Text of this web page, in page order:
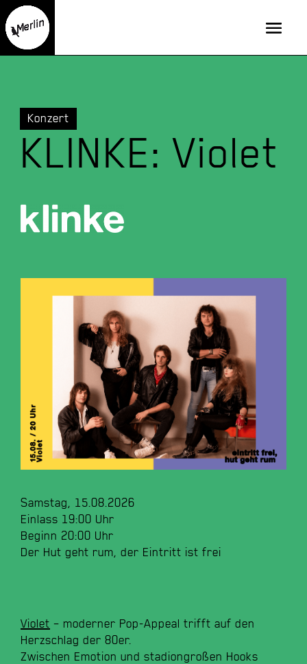
Konzert
KLINKE: Violet
Samstag, 15.08.2026
Einlass 19:00 Uhr
Beginn 20:00 Uhr
Der Hut geht rum, der Eintritt ist frei
Violet – moderner Pop-Appeal trifft auf den
Herzschlag der 80er.
Zwischen Emotion und stadiongroßen Hooks